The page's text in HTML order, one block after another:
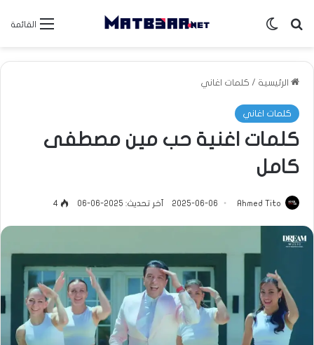
القائمة بحث عنالوضع المظلم
الرئيسية / كلمات اغاني
كلمات اغاني
كلمات اغنية حب مين مصطفى
كامل
Ahmed Tito
2025-06-06 آخر تحديث: 2025-06-06 4